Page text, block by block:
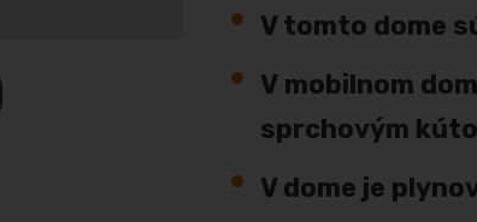
V tomto dome
V mobilnom
sprchovým
V dome je